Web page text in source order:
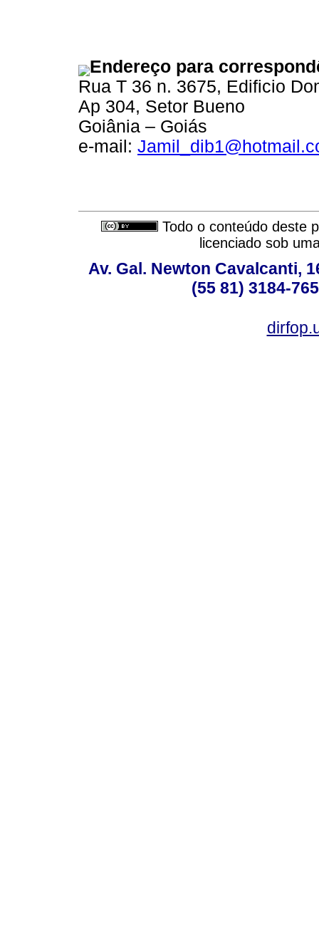
Endereço para
Rua T 36 n. 3675, Edificio
Ap 304, Setor Bueno
Goiânia – Goiás
e-mail:
Todo o conteúdo deste
licenciado sob
Av. Gal. Newton Cavalcanti,
(55 81) 3184-